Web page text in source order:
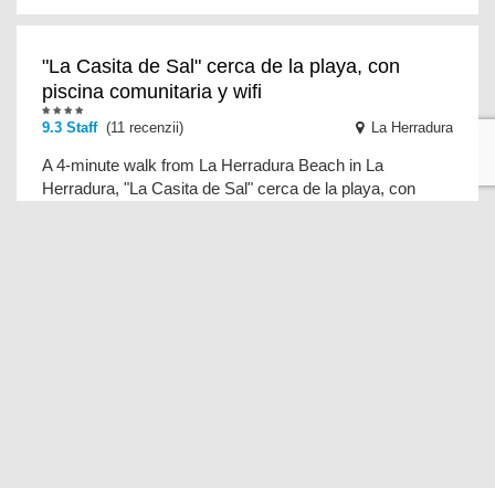
"La Casita de Sal" cerca de la playa, con
piscina comunitaria y wifi
9.3 Staff(11 recenzii) La Herradura
A 4-minute walk from La Herradura Beach in La
Herradura, "La Casita de Sal" cerca de la playa, con